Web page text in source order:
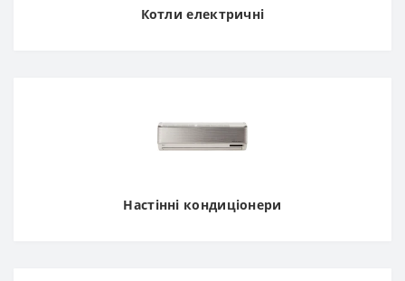
Котли електричні
Настінні кондиціонери